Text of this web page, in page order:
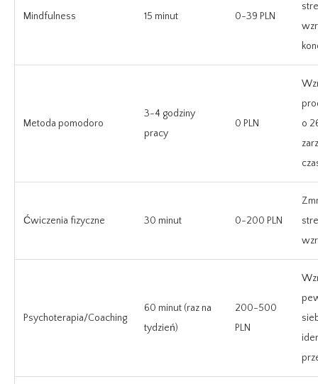
Mindfulness 15 minut 0-39 PLN
Metoda pomodoro
3-4 godziny
pracy
0 PLN
o
Ćwiczenia fizyczne 30 minut 0-200 PLN
Psychoterapia/Coaching
60 minut (raz na
tydzień)
200-500
PLN